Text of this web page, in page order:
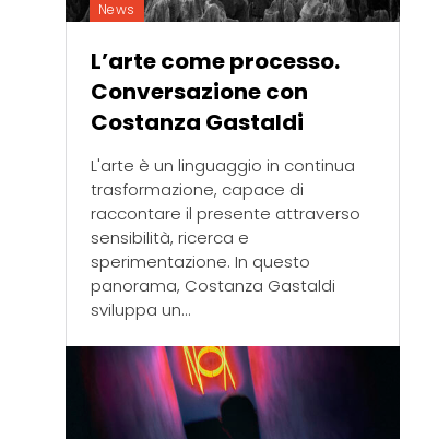
News
L’arte come processo.
Conversazione con
Costanza Gastaldi
L'arte è un linguaggio in continua
trasformazione, capace di
raccontare il presente attraverso
sensibilità, ricerca e
sperimentazione. In questo
panorama, Costanza Gastaldi
sviluppa un...